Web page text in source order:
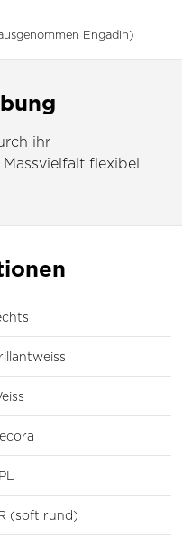
Engadin)
ihr
flexibel
(soft rund)